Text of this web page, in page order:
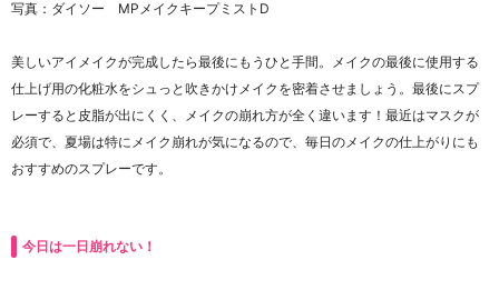
写真：ダイソー MPメイクキープミストD
美しいアイメイクが完成したら最後にもうひと手間。メイクの最後に使用する
仕上げ用の化粧水をシュっと吹きかけメイクを密着させましょう。最後にスプ
レーすると皮脂が出にくく、メイクの崩れ方が全く違います！最近はマスクが
必須で、夏場は特にメイク崩れが気になるので、毎日のメイクの仕上がりにも
おすすめのスプレーです。
今日は一日崩れない！